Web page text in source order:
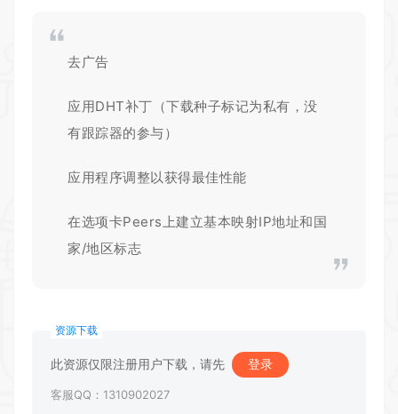
去广告
应用DHT补丁（下载种子标记为私有，没
有跟踪器的参与）
应用程序调整以获得最佳性能
在选项卡Peers上建立基本映射IP地址和国
家/地区标志
资源下载
此资源仅限注册用户下载，请先 登录
客服QQ：1310902027